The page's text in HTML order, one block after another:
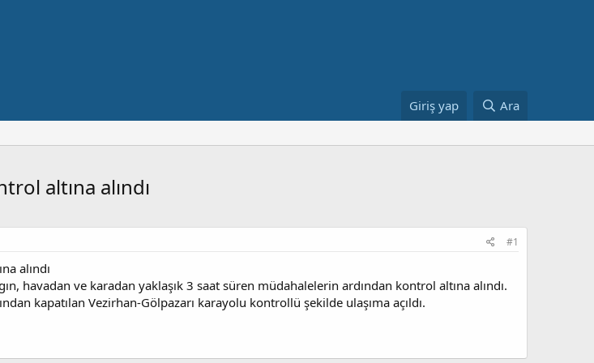
Giriş yap Ara
altına alındı
#1
alındı
havadan ve karadan yaklaşık 3 saat süren müdahalelerin ardından kontrol altına alındı.
kapatılan Vezirhan-Gölpazarı karayolu kontrollü şekilde ulaşıma açıldı.